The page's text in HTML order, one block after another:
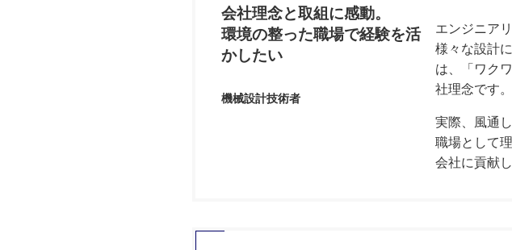
会社理念と取組に感動。
環境の整った職場で経験を活
かしたい
機械設計技術者
エンジニア
様々な設計
は、「ワク
社理念です。
実際、風通
職場として
会社に貢献